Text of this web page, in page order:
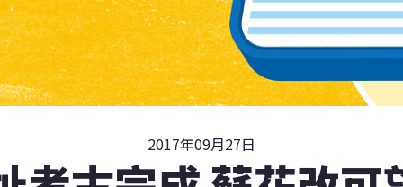
2017年09月27日